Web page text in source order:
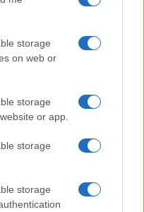
storage
on web or
storage
or app.
storage
storage
h